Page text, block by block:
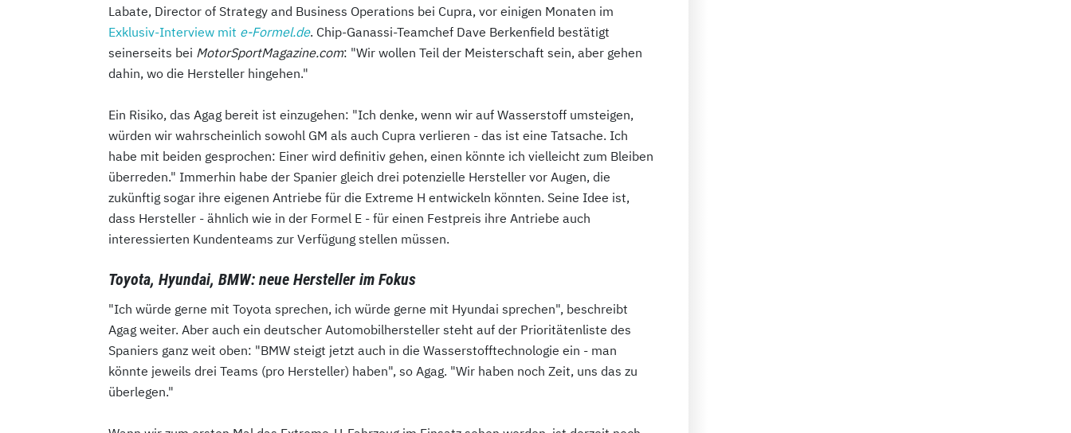
Labate, Director of Strategy and Business Operations bei Cupra, vor einigen Monaten im
Exklusiv-Interview mit e-Formel.de. Chip-Ganassi-Teamchef Dave Berkenfield bestätigt
seinerseits bei MotorSportMagazine.com: "Wir wollen Teil der Meisterschaft sein, aber gehen
dahin, wo die Hersteller hingehen."
Ein Risiko, das Agag bereit ist einzugehen: "Ich denke, wenn wir auf Wasserstoff umsteigen,
würden wir wahrscheinlich sowohl GM als auch Cupra verlieren - das ist eine Tatsache. Ich
habe mit beiden gesprochen: Einer wird definitiv gehen, einen könnte ich vielleicht zum Bleiben
überreden." Immerhin habe der Spanier gleich drei potenzielle Hersteller vor Augen, die
zukünftig sogar ihre eigenen Antriebe für die Extreme H entwickeln könnten. Seine Idee ist,
dass Hersteller - ähnlich wie in der Formel E - für einen Festpreis ihre Antriebe auch
interessierten Kundenteams zur Verfügung stellen müssen.
Toyota, Hyundai, BMW: neue Hersteller im Fokus
"Ich würde gerne mit Toyota sprechen, ich würde gerne mit Hyundai sprechen", beschreibt
Agag weiter. Aber auch ein deutscher Automobilhersteller steht auf der Prioritätenliste des
Spaniers ganz weit oben: "BMW steigt jetzt auch in die Wasserstofftechnologie ein - man
könnte jeweils drei Teams (pro Hersteller) haben", so Agag. "Wir haben noch Zeit, uns das zu
überlegen."